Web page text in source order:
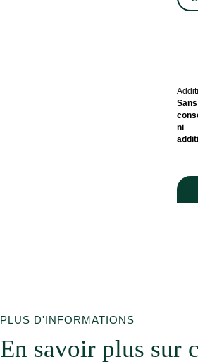
Sans
ni
PLUS D'INFORMATIONS
En savoir plus sur